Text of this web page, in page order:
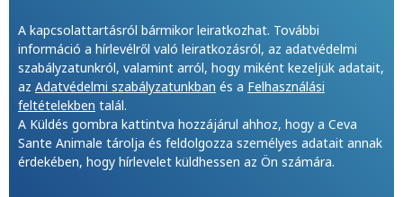
A kapcsolattartásról bármikor leiratkozhat. További
információ a hírlevélről való leiratkozásról, az adatvédelmi
szabályzatunkról, valamint arról, hogy miként kezeljük adatait,
az Adatvédelmi szabályzatunkban és a Felhasználási
feltételekben talál.
A Küldés gombra kattintva hozzájárul ahhoz, hogy a Ceva
Sante Animale tárolja és feldolgozza személyes adatait annak
érdekében, hogy hírlevelet küldhessen az Ön számára.